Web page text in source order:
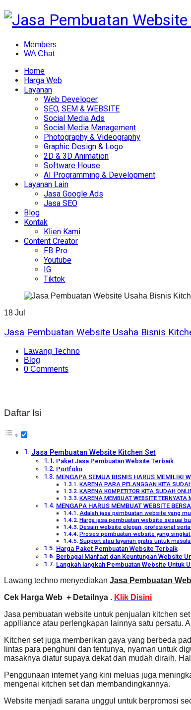
Members
WA Chat
Home
Harga Web
Layanan
Web Developer
SEO, SEM & WEBSITE
Social Media Ads
Social Media Management
Photography & Videography
Graphic Design & Logo
2D & 3D Animation
Software House
AI Programming & Development
Layanan Lain
Jasa Google Ads
Jasa SEO
Blog
Kontak
Klien Kami
Content Creator
FB Pro
Youtube
IG
Tiktok
18 Jul
Jasa Pembuatan Website Usaha Bisnis
Lawang Techno
Blog
0 Comments
Daftar Isi
Jasa Pembuatan Website Kitchen Set
Paket Jasa Pembuatan Website Terbaik
Portfolio
MENGAPA SEMUA BISNIS HARUS MEMILIKI
KARENA PARA PELANGGAN KITA
KARENA KOMPETITOR KITA SUDAH
KARENA MEMBUAT WEBSITE
MENGAPA HARUS MEMBUAT WEBSITE
Adalah jasa pembuatan website yang
Harga jasa pembuatan website sesuai
Desain website elegan, profesional
Proses pembuatan website yang singkat
Support atau layanan gratis untuk
Harga Paket Pembuatan Website Terbaik
Berbagai Manfaat dan Keuntungan Website
Langkah langkah Pembuatan Website Untuk
Lawang techno menyediakan Jasa Pembuatan
Cek Harga Web + Detailnya . Klik Disini
Jasa pembuatan website untuk penjualan kitchen
applliance atau perlengkapan lainnya satu persatu.
Kitchen set juga memberikan gaya yang berbeda
lintas para penghuni dan tentunya, nyaman untuk
masaknya diatur supaya dekat dan mudah diraih.
Penggunaan internet yang kini meluas juga
mengenai kitchen set dan membandingkannya.
Website menjadi sarana unggul untuk berpromosi